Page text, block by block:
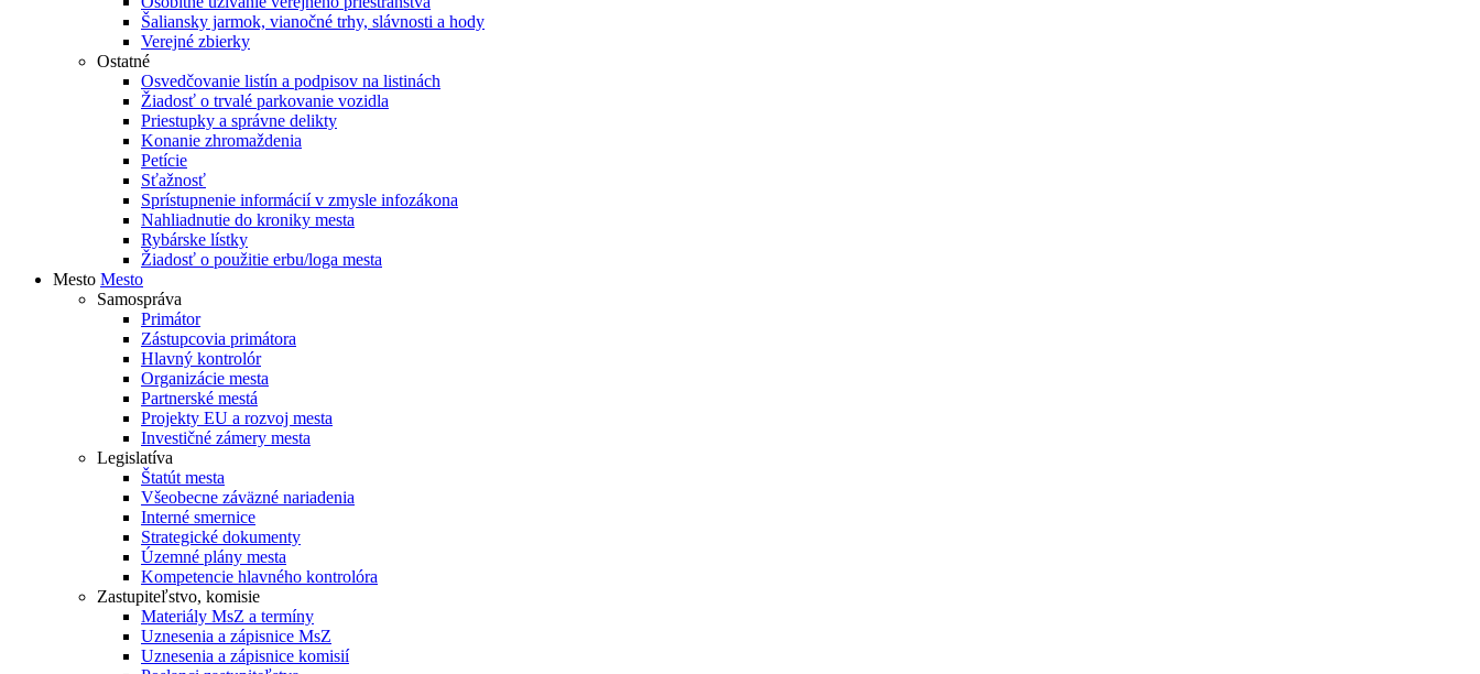
Šaliansky jarmok, vianočné trhy, slávnosti a hody
Verejné zbierky
Ostatné
Osvedčovanie listín a podpisov na listinách
Žiadosť o trvalé parkovanie vozidla
Priestupky a správne delikty
Konanie zhromaždenia
Petície
Sťažnosť
Sprístupnenie informácií v zmysle infozákona
Nahliadnutie do kroniky mesta
Rybárske lístky
Žiadosť o použitie erbu/loga mesta
Mesto Mesto
Samospráva
Primátor
Zástupcovia primátora
Hlavný kontrolór
Organizácie mesta
Partnerské mestá
Projekty EU a rozvoj mesta
Investičné zámery mesta
Legislatíva
Štatút mesta
Všeobecne záväzné nariadenia
Interné smernice
Strategické dokumenty
Územné plány mesta
Kompetencie hlavného kontrolóra
Zastupiteľstvo, komisie
Materiály MsZ a termíny
Uznesenia a zápisnice MsZ
Uznesenia a zápisnice komisií